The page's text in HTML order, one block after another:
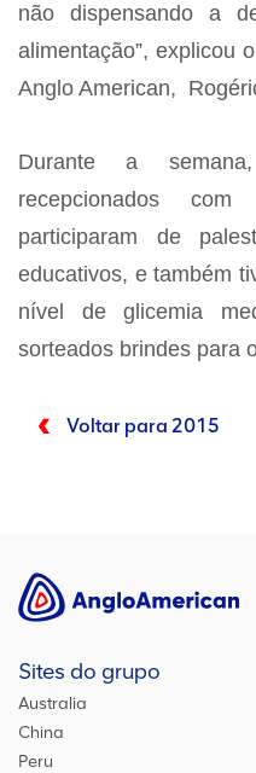
não dispensando a
alimentação”, explicou
Anglo American,
Durante a
recepcionados
participaram de
educativos, e também
nível de glicemia
sorteados brindes para
Voltar para 2015
Sites do grupo
Australia
China
Peru